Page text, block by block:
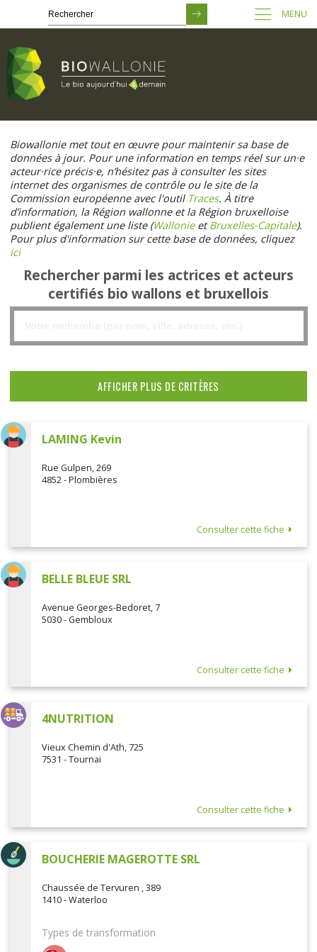
contenu
principal
MENU
Biowallonie met tout en œuvre pour maintenir sa base de
données à jour. Pour une information en temps réel sur un·e
acteur·rice précis·e, n’hésitez pas à consulter les sites
internet des organismes de contrôle ou le site de la
Commission européenne avec l'outil Traces. À titre
d’information, la Région wallonne et la Région bruxelloise
publient également une liste (WallonieetBruxelles-Capitale).
Pour plus d'information sur cette base de données, cliquez
ici
Rechercher parmi les actrices et acteurs
certifiés bio wallons et bruxellois
LAMING Kevin
Rue Gulpen, 269
4852 - Plombières
Consulter cette fiche
BELLE BLEUE SRL
Avenue Georges-Bedoret, 7
5030 - Gembloux
Consulter cette fiche
4NUTRITION
Vieux Chemin d'Ath, 725
7531 - Tournai
Consulter cette fiche
BOUCHERIE MAGEROTTE SRL
Chaussée de Tervuren , 389
1410 - Waterloo
Types de transformation
AFFICHER PLUS DE CRITÈRES